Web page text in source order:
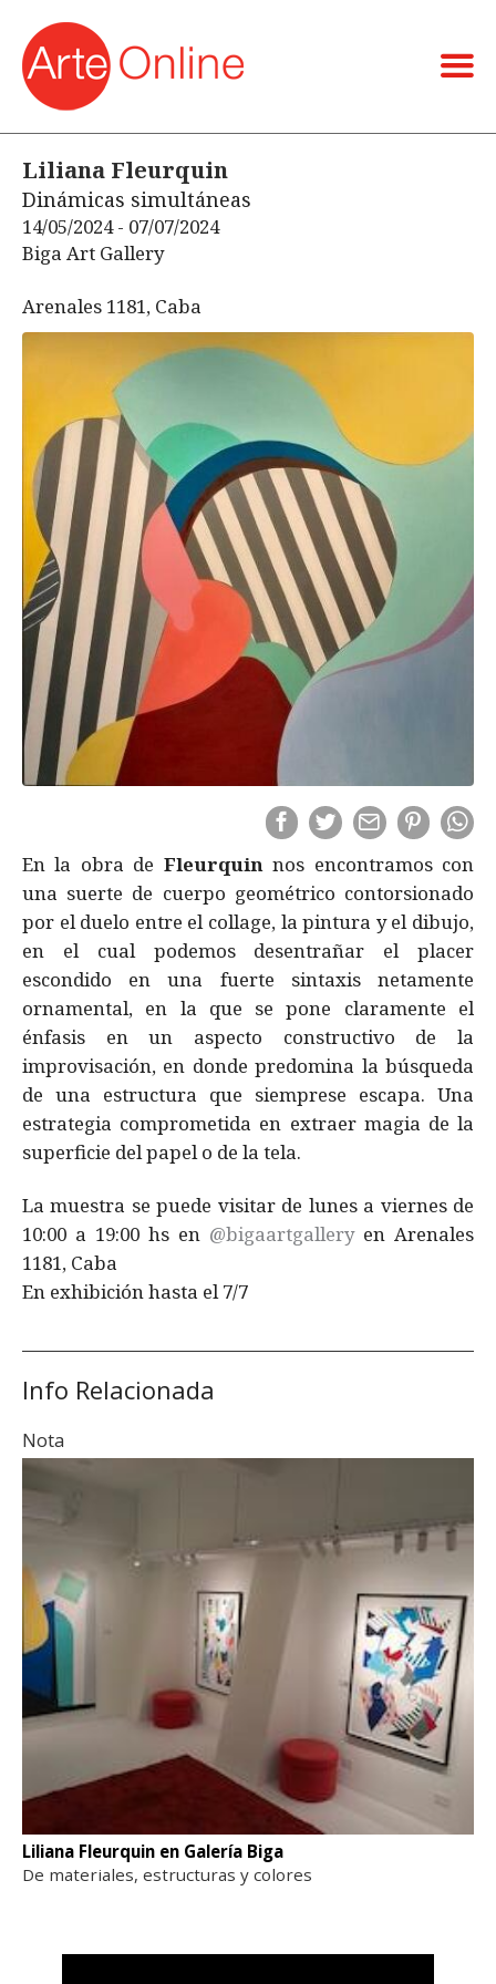
Liliana Fleurquin
Dinámicas simultáneas
14/05/2024 - 07/07/2024
Biga Art Gallery
Arenales 1181, Caba
En la obra de Fleurquinnos encontramos con
una suerte de cuerpo geométrico contorsionado
por el duelo entre el collage, la pintura y el dibujo,
en el cual podemos desentrañar el placer
escondido en una fuerte sintaxis netamente
ornamental, en la que se pone claramente el
énfasis en un aspecto constructivo de la
improvisación, en donde predomina la búsqueda
de una estructura que siemprese escapa. Una
estrategia comprometida en extraer magia de la
superficie del papel o de la tela.
La muestra se puede visitar de lunes a viernes de
10:00 a 19:00 hs en @bigaartgalleryen Arenales
1181, Caba
En exhibición hasta el 7/7
Info Relacionada
Nota
Liliana Fleurquin en Galería Biga
De materiales, estructuras y colores